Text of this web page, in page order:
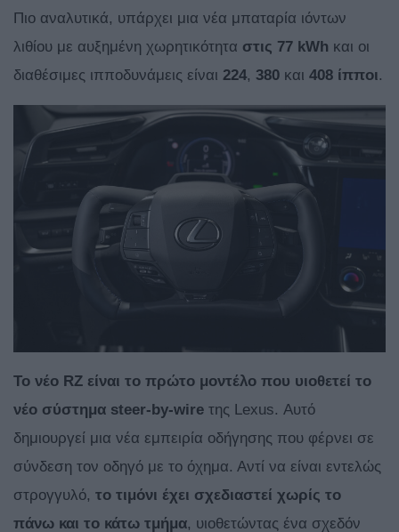
Πιο αναλυτικά, υπάρχει μια νέα μπαταρία ιόντων
λιθίου με αυξημένη χωρητικότητα στις 77 kWh και οι
διαθέσιμες ιπποδυνάμεις είναι 224, 380 και 408 ίπποι.
Το νέο RZ είναι το πρώτο μοντέλο που υιοθετεί το
νέο σύστημα steer-by-wire της Lexus. Αυτό
δημιουργεί μια νέα εμπειρία οδήγησης που φέρνει σε
σύνδεση τον οδηγό με το όχημα. Αντί να είναι εντελώς
στρογγυλό, το τιμόνι έχει σχεδιαστεί χωρίς το
πάνω και το κάτω τμήμα, υιοθετώντας ένα σχεδόν